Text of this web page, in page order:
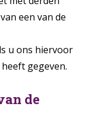
een van de
u ons hiervoor
gegeven.
de